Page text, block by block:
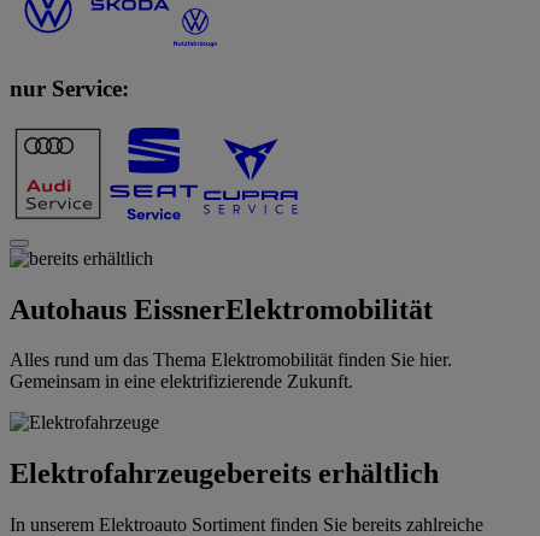
nur Service:
Autohaus EissnerElektromobilität
Alles rund um das Thema Elektromobilität finden Sie hier.
Gemeinsam in eine elektrifizierende Zukunft.
Elektrofahrzeugebereits erhältlich
In unserem Elektroauto Sortiment finden Sie bereits zahlreiche